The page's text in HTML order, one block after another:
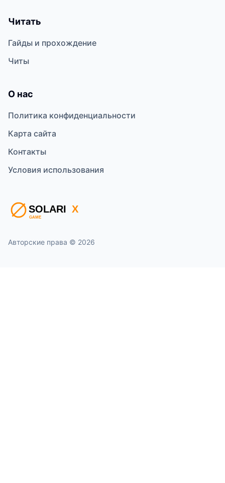
Читать
Гайды и прохождение
Читы
О нас
Политика конфиденциальности
Карта сайта
Контакты
Условия использования
Авторские права © 2026